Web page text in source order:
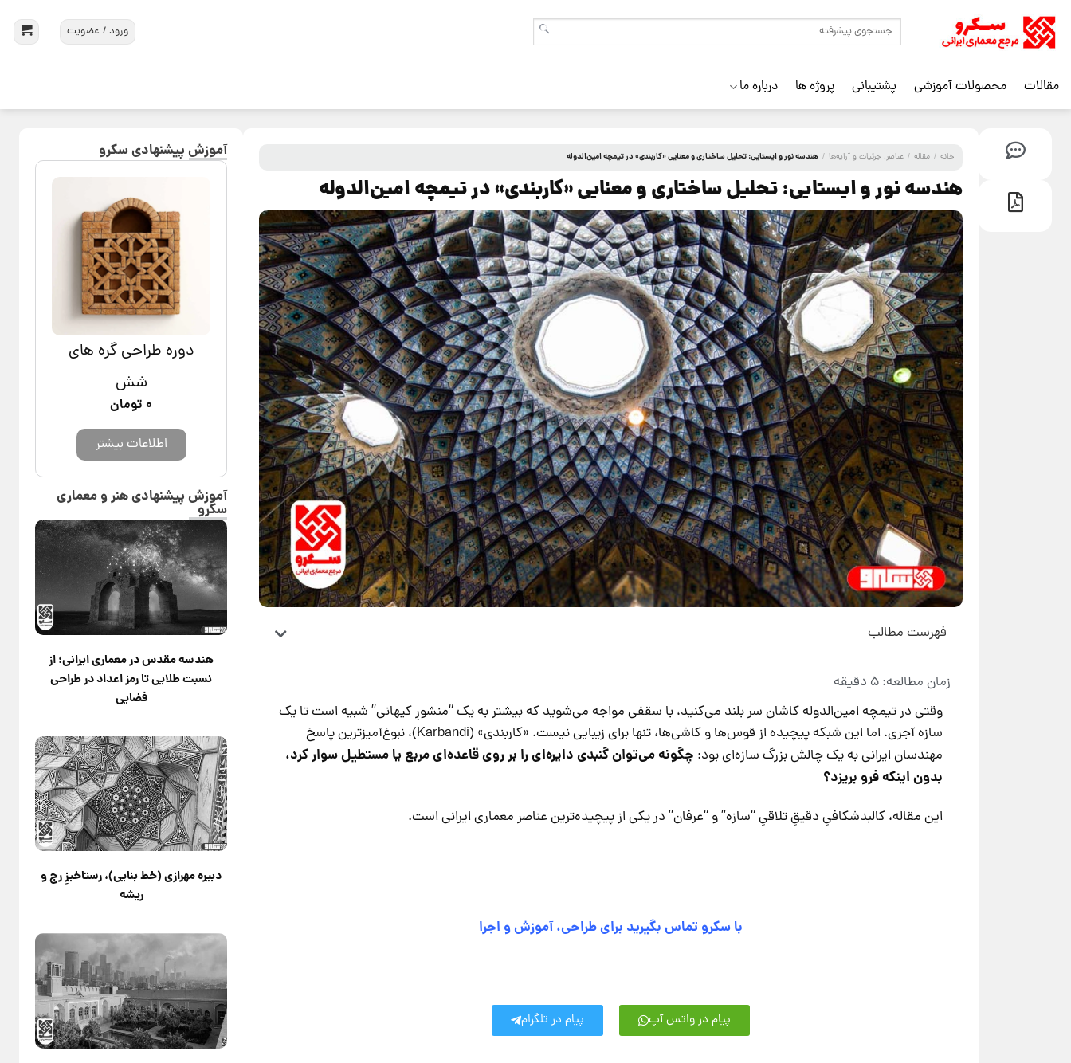
ورود / عضویت
مقالات محصولات آموزشی پشتیبانی پروژه ها درباره ما
خانه / مقاله / عناصر، جزئیات و آرایه‌ها / هندسه نور و ایستایی: تحلیل ساختاری و معنایی «کاربندی» در تیمچه امین‌الدوله
هندسه نور و ایستایی: تحلیل ساختاری و معنایی «کاربندی» در تیمچه امین‌الدوله
فهرست مطالب
وقتی در تیمچه امین‌الدوله کاشان سر بلند می‌کنید، با سقفی مواجه می‌شوید که بیشتر به یک “منشورِ کیهانی” شبیه است تا یک
سازه آجری. اما این شبکه پیچیده از قوس‌ها و کاشی‌ها، تنها برای زیبایی نیست. «کاربندی» (Karbandi)، نبوغ‌آمیزترین پاسخ
مهندسان ایرانی به یک چالش بزرگ سازه‌ای بود: چگونه می‌توان گنبدی دایره‌ای را بر روی قاعده‌ای مربع یا مستطیل سوار کرد،
بدون اینکه فرو بریزد؟
این مقاله، کالبدشکافیِ دقیقِ تلاقیِ “سازه” و “عرفان” در یکی از پیچیده‌ترین عناصر معماری ایرانی است.
با سکرو تماس بگیرید برای طراحی، آموزش و اجرا
پیام در واتس آپ پیام در تلگرام
آموزش پیشنهادی سکرو
دوره طراحی گره های
شش
۰ تومان
اطلاعات بیشتر
آموزش پیشنهادی هنر و معماری
سکرو
هندسه مقدس در معماری ایرانی؛ از
نسبت طلایی تا رمز اعداد در طراحی
فضایی
دبیره مهرازی (خط بنایی)، رستاخیزِ رج و
ریشه